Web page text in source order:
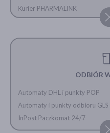
Kurier PHARMALINK
ODBIÓR
Automaty DHL i punkty POP
Automaty i punkty odbioru GLS
InPost Paczkomat 24/7